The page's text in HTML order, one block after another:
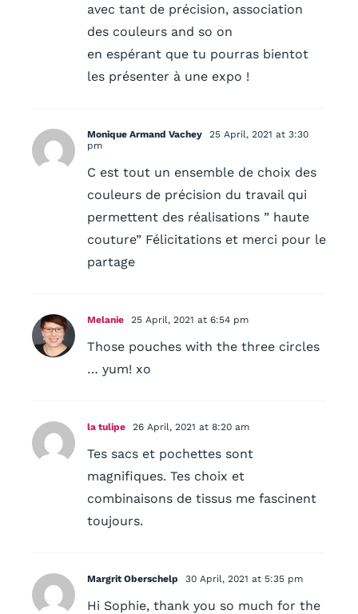
avec tant de précision, association
des couleurs and so on
en espérant que tu pourras bientot
les présenter à une expo !
Monique Armand Vachey
25 April, 2021 at 3:30
pm
C est tout un ensemble de choix des
couleurs de précision du travail qui
permettent des réalisations ” haute
couture” Félicitations et merci pour le
partage
Melanie 25 April, 2021 at 6:54 pm
Those pouches with the three circles
… yum! xo
la tulipe 26 April, 2021 at 8:20 am
Tes sacs et pochettes sont
magnifiques. Tes choix et
combinaisons de tissus me fascinent
toujours.
Margrit Oberschelp 30 April, 2021 at 5:35 pm
Hi Sophie, thank you so much for the